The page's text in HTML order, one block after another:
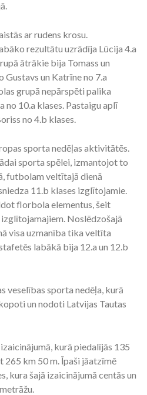
ar rudens krosu.
rezultātu uzrādīja Lūcija 4.a
ātrākie bija Tomass un
Gustavs un Katrīne no 7.a
grupā nepārspēti palika
no 10.a klases. Pastaigu aplī
no 4.b klases.
sporta nedēļas aktivitātēs.
sporta spēlei, izmantojot to
futbolam veltītajā dienā
11.b klases izglītojamie.
florbola elementus, šeit
Noslēdzošajā
visa uzmanība tika veltīta
labākā bija 12.a un 12.b
veselības sporta nedēļa, kurā
un nodoti Latvijas Tautas
kurā piedalījās 135
km 50 m. Īpaši jāatzīmē
kura šajā izaicinājumā centās un